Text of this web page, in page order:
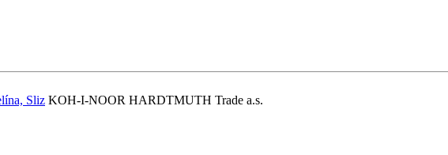
Sliz KOH-I-NOOR HARDTMUTH Trade a.s.